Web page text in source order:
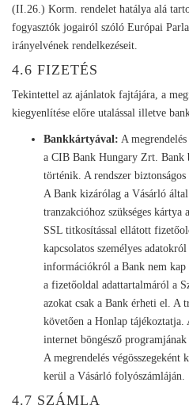
(II.26.) Korm. rendelet hatálya alá
fogyasztók jogairól szóló Európai
irányelvének rendelkezéseit.
4.6 FIZETÉS
Tekintettel az ajánlatok fajtájára, a
kiegyenlítése előre utalással illetve
Bankkártyával: A
a CIB Bank Hungary Zrt. Bank
történik. A rendszer
A Bank kizárólag a Vásárló
tranzakcióhoz szükséges kártya
SSL titkosítással ellátott
kapcsolatos személyes
információkról a Bank nem
a fizetőoldal adattartalmáról a
azokat csak a Bank érheti el. A
követően a Honlap tájékoztatja.
internet böngésző
A megrendelés végösszegeként
kerül a Vásárló folyószámláján.
4.7 SZÁMLA